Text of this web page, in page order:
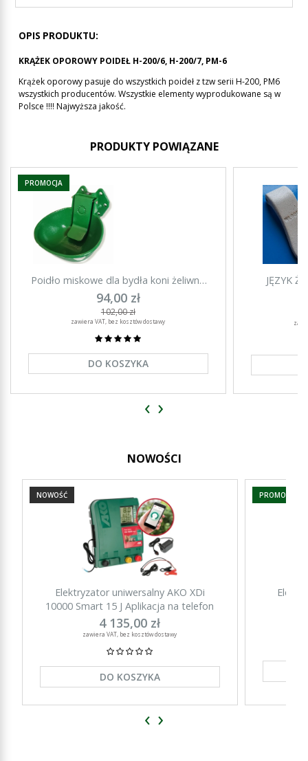
OPIS PRODUKTU:
KRĄŻEK OPOROWY POIDEŁ H-200/6, H-200/7, PM-6
Krążek oporowy pasuje do wszystkich poideł z tzw serii H-200, PM6
wszystkich producentów. Wszystkie elementy wyprodukowane są w
Polsce !!!! Najwyższa jakość.
PRODUKTY POWIĄZANE
Poidło miskowe dla bydła koni żeliwne
Agronet PM-5
94,00 zł
102,00 zł
zawiera VAT, bez kosztów dostawy
DO KOSZYKA
PROMOCJA
JĘZYK
‹ ›
NOWOŚCI
Elektryzator uniwersalny AKO XDi
10000 Smart 15 J Aplikacja na telefon
4 135,00 zł
zawiera VAT, bez kosztów dostawy
DO KOSZYKA
NOWOŚĆ PROMOCJA
‹ ›